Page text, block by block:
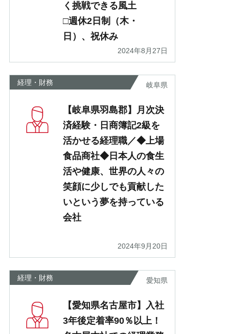
く挑戦できる風土
□週休2日制（木・
日）、祝休み
2024年8月27日
経理・財務 岐阜県
【岐阜県羽島郡】月次決
済経験・日商簿記2級を
活かせる経理職／◆上場
食品商社◆日本人の食生
活や健康、世界の人々の
笑顔に少しでも貢献した
いという夢を持っている
会社
2024年9月20日
経理・財務 愛知県
【愛知県名古屋市】入社
3年後定着率90％以上！